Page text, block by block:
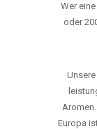
Wer
oder
Europa